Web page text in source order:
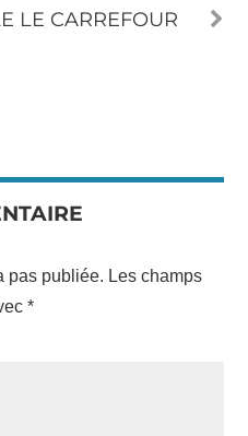
LE CARREFOUR
pas publiée. Les champs
*